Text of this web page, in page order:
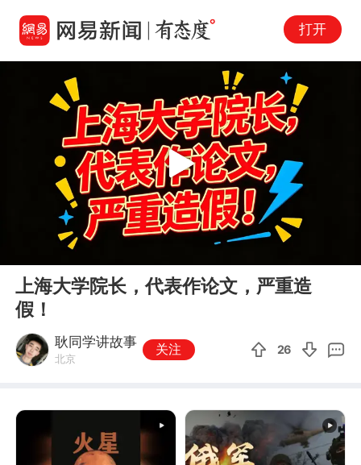
打开
Play
上海大学院长，代表作论文，严重造
假！
耿同学讲故事
北京
关注 26